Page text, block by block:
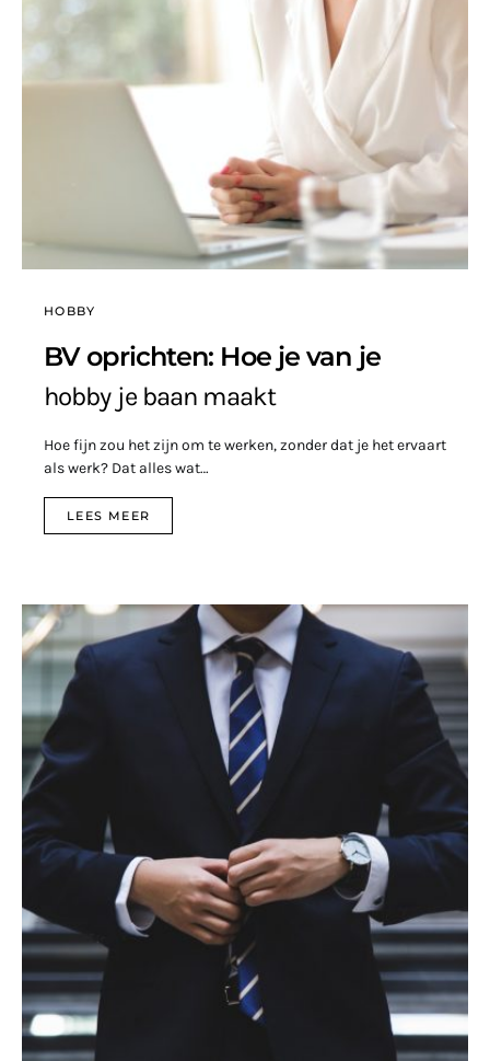
HOBBY
BV oprichten: Hoe je van je
hobby je baan maakt
Hoe fijn zou het zijn om te werken, zonder dat je het ervaart
als werk? Dat alles wat…
LEES MEER